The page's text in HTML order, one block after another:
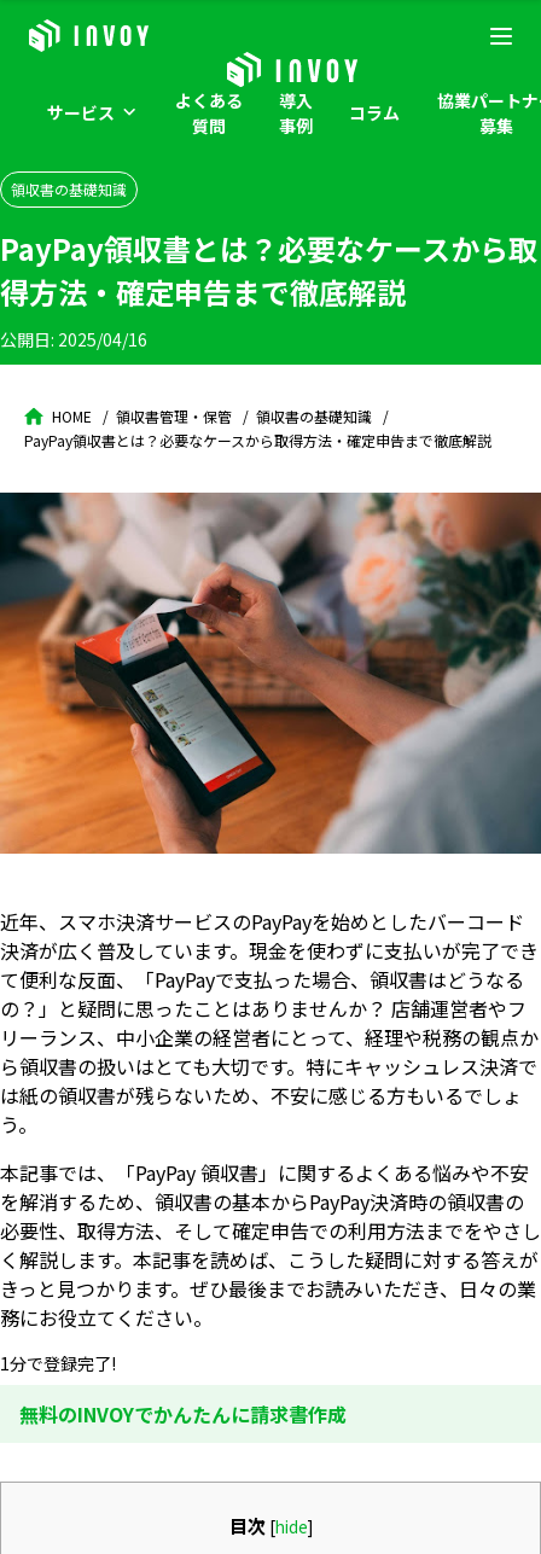
サービス
よくある
質問
導入
事例
コラム
協業パート
募集
領収書の基礎知識
PayPay領収書とは？必要なケースから取
得方法・確定申告まで徹底解説
公開日: 2025/04/16
HOME 領収書管理・保管
領収書の基礎知識
PayPay領収書とは？必要なケースから取得方法・確定申告まで徹底解説
近年、スマホ決済サービスのPayPayを始めとしたバーコード
決済が広く普及しています。現金を使わずに支払いが完了でき
て便利な反面、「PayPayで支払った場合、領収書はどうなる
の？」と疑問に思ったことはありませんか？ 店舗運営者やフ
リーランス、中小企業の経営者にとって、経理や税務の観点か
ら領収書の扱いはとても大切です。特にキャッシュレス決済で
は紙の領収書が残らないため、不安に感じる方もいるでしょ
う。
本記事では、「PayPay 領収書」に関するよくある悩みや不安
を解消するため、領収書の基本からPayPay決済時の領収書の
必要性、取得方法、そして確定申告での利用方法までをやさし
く解説します。本記事を読めば、こうした疑問に対する答えが
きっと見つかります。ぜひ最後までお読みいただき、日々の業
務にお役立てください。
1分で登録完了!
無料のINVOYでかんたんに請求書作成
目次 [hide]